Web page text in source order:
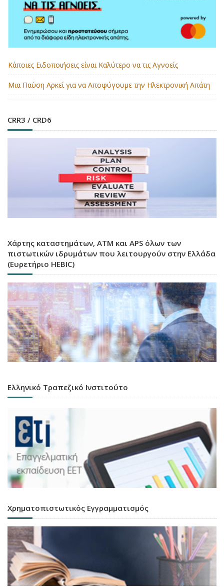
Κάποιες Ειδοποιήσεις είναι Καλύτερο να τις Αγνοείς
Μια Παύση Αρκεί για να Αποφύγουμε την Ηλεκτρονική Απάτη
CRR3 / CRD6
Χάρτης καταστημάτων, ATM και APS όλων των
πιστωτικών ιδρυμάτων που λειτουργούν στην Ελλάδα
(Ευρετήριο HEBIC)
Ελληνικό Τραπεζικό Ινστιτούτο
Χρηματοπιστωτικός Εγγραμματισμός